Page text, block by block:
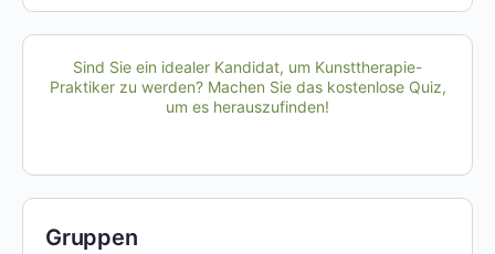
Sind Sie ein idealer Kandidat, um Kunsttherapie-
Praktiker zu werden? Machen Sie das kostenlose Quiz,
um es herauszufinden!
Gruppen